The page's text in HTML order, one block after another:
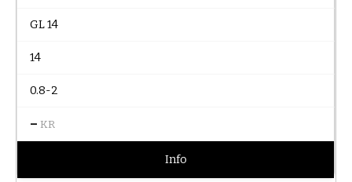
GL 14
14
0.8-2
– KR
Info